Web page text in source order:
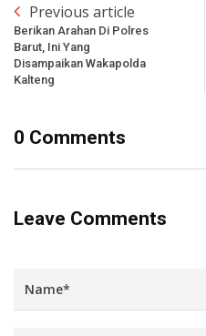
Previous article
Berikan Arahan Di Polres
Barut, Ini Yang
Disampaikan Wakapolda
Kalteng
0 Comments
Leave Comments